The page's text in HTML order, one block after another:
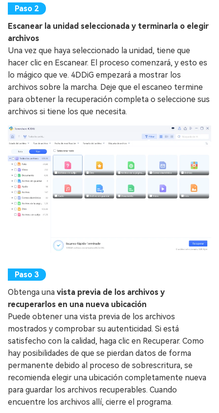
Escanear la unidad seleccionada y terminarla o elegir
archivos
Una vez que haya seleccionado la unidad, tiene que
hacer clic en Escanear. El proceso comenzará, y esto es
lo mágico que ve. 4DDiG empezará a mostrar los
archivos sobre la marcha. Deje que el escaneo termine
para obtener la recuperación completa o seleccione sus
archivos si tiene los que necesita.
Obtenga una vista previa de los archivos y
recuperarlos en una nueva ubicación
Puede obtener una vista previa de los archivos
mostrados y comprobar su autenticidad. Si está
satisfecho con la calidad, haga clic en Recuperar. Como
hay posibilidades de que se pierdan datos de forma
permanente debido al proceso de sobrescritura, se
recomienda elegir una ubicación completamente nueva
para guardar los archivos recuperables. Cuando
encuentre los archivos allí, cierre el programa.